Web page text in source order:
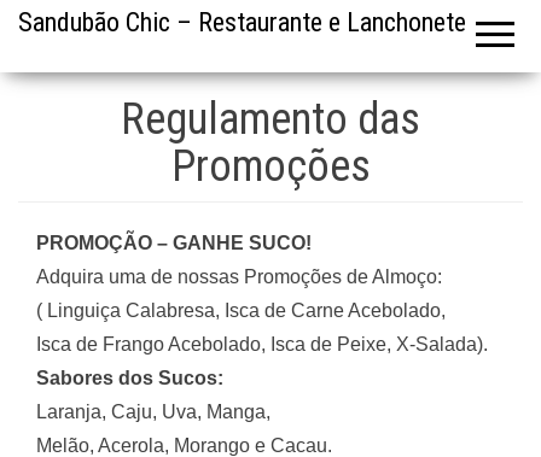
Sandubão Chic – Restaurante e Lanchonete
Regulamento das
Promoções
PROMOÇÃO – GANHE SUCO!
Adquira uma de nossas Promoções de Almoço:
( Linguiça Calabresa, Isca de Carne Acebolado,
Isca de Frango Acebolado, Isca de Peixe, X-Salada).
Sabores dos Sucos:
Laranja, Caju, Uva, Manga,
Melão, Acerola, Morango e Cacau.